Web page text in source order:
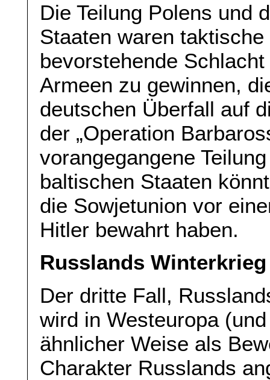
Die Teilung Polens und
Staaten waren
bevorstehende
Armeen zu gewinnen,
deutschen Überfall auf
der „Operation
vorangegangene
baltischen Staaten
die Sowjetunion vor
Hitler bewahrt haben.
Russlands
Der dritte Fall,
wird in Westeuropa
ähnlicher Weise als
Charakter Russlands